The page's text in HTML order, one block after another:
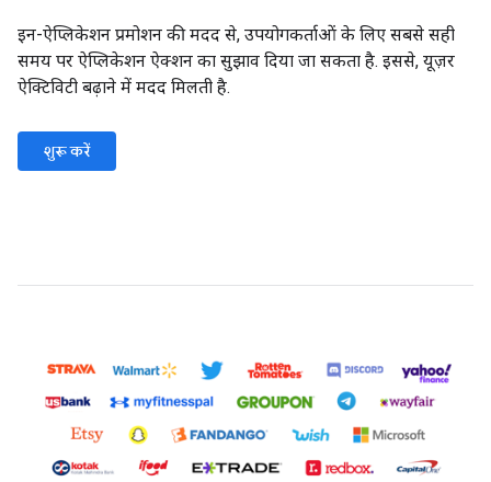
इन-ऐप्लिकेशन प्रमोशन की मदद से, उपयोगकर्ताओं के लिए सबसे सही
समय पर ऐप्लिकेशन ऐक्शन का सुझाव दिया जा सकता है. इससे, यूज़र
ऐक्टिविटी बढ़ाने में मदद मिलती है.
शुरू करें